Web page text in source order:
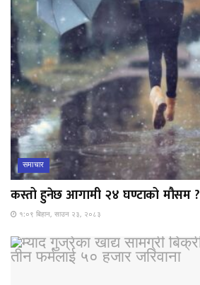
समाचार
कस्तो हुनेछ आगामी २४ घण्टाको मौसम ?
१:०९ बिहान, साउन २३, २०८३